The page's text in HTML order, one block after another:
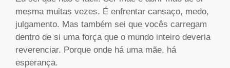
mesma muitas vezes. É enfrentar cansaço, medo,
julgamento. Mas também sei que vocês carregam
dentro de si uma força que o mundo inteiro deveria
reverenciar. Porque onde há uma mãe, há
esperança.